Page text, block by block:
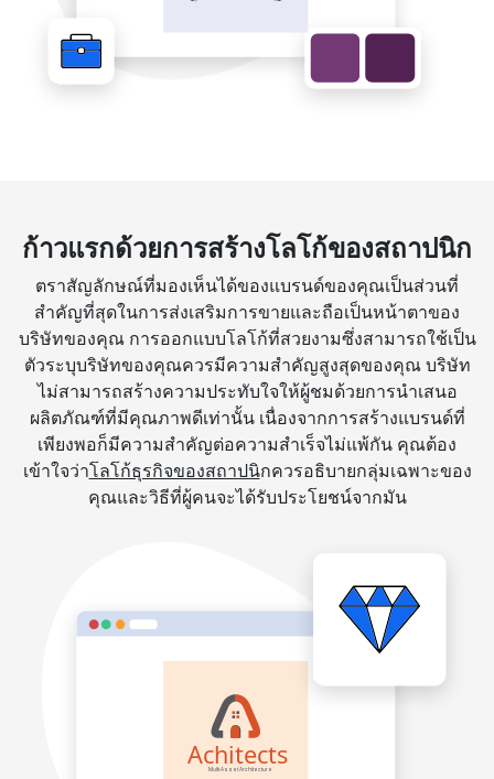
ก้าวแรกด้วยการสร้างโลโก้ของสถาปนิก
ตราสัญลักษณ์ที่มองเห็นได้ของแบรนด์ของคุณเป็นส่วนที่
สำคัญที่สุดในการส่งเสริมการขายและถือเป็นหน้าตาของ
บริษัทของคุณ การออกแบบโลโก้ที่สวยงามซึ่งสามารถใช้เป็น
ตัวระบุบริษัทของคุณควรมีความสำคัญสูงสุดของคุณ บริษัท
ไม่สามารถสร้างความประทับใจให้ผู้ชมด้วยการนำเสนอ
ผลิตภัณฑ์ที่มีคุณภาพดีเท่านั้น เนื่องจากการสร้างแบรนด์ที่
เพียงพอก็มีความสำคัญต่อความสำเร็จไม่แพ้กัน คุณต้อง
เข้าใจว่าโลโก้ธุรกิจของสถาปนิกควรอธิบายกลุ่มเฉพาะของ
คุณและวิธีที่ผู้คนจะได้รับประโยชน์จากมัน